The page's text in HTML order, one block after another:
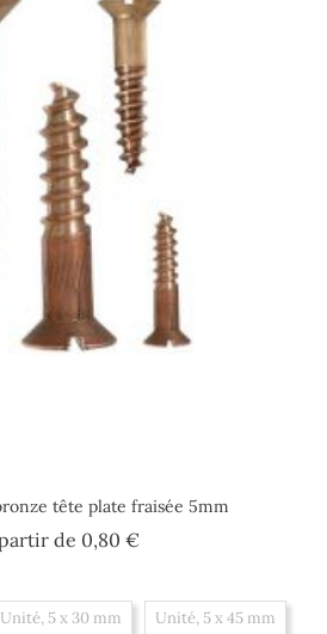
tête plate fraisée 5mm
de 0,80 €Prix
Unité, 5 x 30 mm Unité, 5 x 45 mm